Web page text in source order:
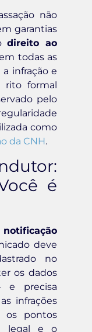
não
garantias
direito ao
todas as
infração e
rito formal
pelo
como
da CNH.
é
notificação
deve
no
os dados
e precisa
infrações
os pontos
legal e o